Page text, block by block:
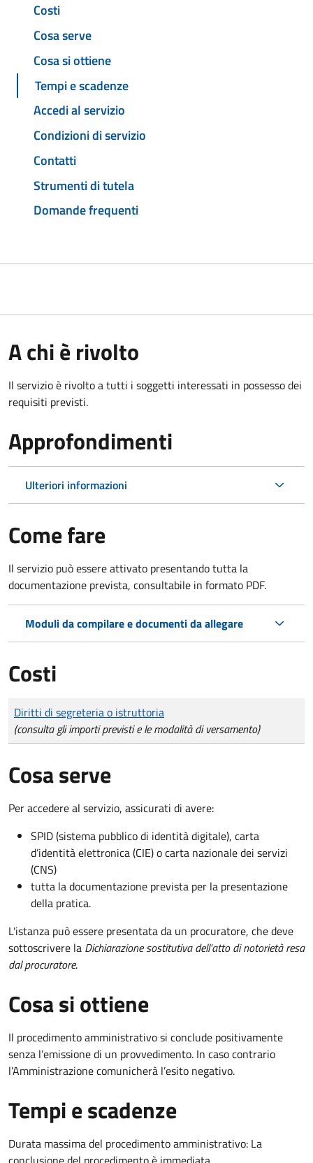
Costi
Cosa serve
Cosa si ottiene
Tempi e scadenze
Accedi al servizio
Condizioni di servizio
Contatti
Strumenti di tutela
Domande frequenti
A chi è rivolto
Il servizio è rivolto a tutti i soggetti interessati in possesso dei
requisiti previsti.
Approfondimenti
Ulteriori informazioni
Come fare
Il servizio può essere attivato presentando tutta la
documentazione prevista, consultabile in formato PDF.
Moduli da compilare e documenti da allegare
Costi
Tipo di pagamento
Importo
Diritti di segreteria o istruttoria
(consulta gli importi previsti e le modalità di versamento)
Cosa serve
Per accedere al servizio, assicurati di avere:
SPID (sistema pubblico di identità digitale), carta
d’identità elettronica (CIE) o carta nazionale dei servizi
(CNS)
tutta la documentazione prevista per la presentazione
della pratica.
L'istanza può essere presentata da un procuratore, che deve
sottoscrivere la Dichiarazione sostitutiva dell'atto di notorietà resa
dal procuratore.
Cosa si ottiene
Il procedimento amministrativo si conclude positivamente
senza l’emissione di un provvedimento. In caso contrario
l’Amministrazione comunicherà l’esito negativo.
Tempi e scadenze
Durata massima del procedimento amministrativo: La